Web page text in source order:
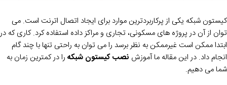
کیستون شبکه یکی از پرکاربردترین موارد برای ایجاد اتصال اترنت است. می
توان از آن در پروژه های مسکونی، تجاری و مراکز داده استفاده کرد. کاری که در
ابتدا ممکن است غیرممکن به نظر برسد را می توان به راحتی تنها با چند گام
انجام داد. در این مقاله ما آموزش نصب کیستون شبکه را در کمترین زمان به
شما می دهیم.